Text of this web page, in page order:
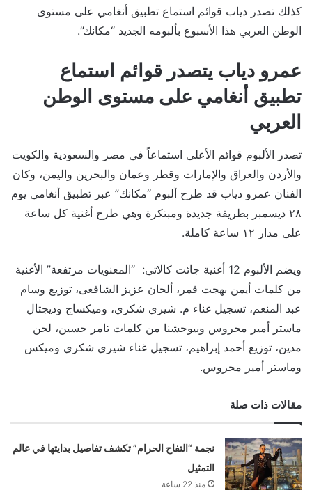
كذلك تصدر دياب قوائم استماع تطبيق أنغامي على مستوى
الوطن العربي هذا الأسبوع بألبومه الجديد “مكانك”.
عمرو دياب يتصدر قوائم استماع
تطبيق أنغامي على مستوى الوطن
العربي
تصدر الألبوم قوائم الأعلى استماعاً في مصر والسعودية والكويت
والأردن والعراق والإمارات وقطر وعمان والبحرين واليمن، وكان
الفنان عمرو دياب قد طرح ألبوم “مكانك” عبر تطبيق أنغامي يوم
٢٨ ديسمبر بطريقة جديدة ومبتكرة وهي طرح أغنية كل ساعة
على مدار ١٢ ساعة كاملة.
ويضم الألبوم 12 أغنية جائت كالاتي: “المعنويات مرتفعة” الأغنية
من كلمات أيمن بهجت قمر، ألحان عزيز الشافعى، توزيع وسام
عبد المنعم، تسجيل غناء م. شيري شكري، وميكساج وديجتال
ماستر أمير محروس وبيوحشنا من كلمات تامر حسين، لحن
مدين، توزيع أحمد إبراهيم، تسجيل غناء شيري شكري وميكس
وماستر أمير محروس.
مقالات ذات صلة
نجمة “التفاح الحرام” تكشف تفاصيل بدايتها في عالم
التمثيل
منذ 22 ساعة